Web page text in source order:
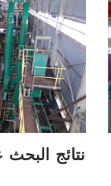
نتائج